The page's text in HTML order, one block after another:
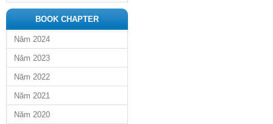
BOOK CHAPTER
Năm 2024
Năm 2023
Năm 2022
Năm 2021
Năm 2020